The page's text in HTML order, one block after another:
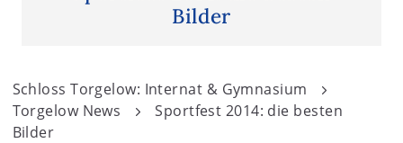
Bilder
Schloss Torgelow: Internat & Gymnasium
Torgelow News
Sportfest 2014: die besten
Bilder